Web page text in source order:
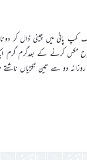
پانی میں چینی ڈال کر
مکس کرنے کے بعدگرم گرم
دو سے تین ٹکڑیاں